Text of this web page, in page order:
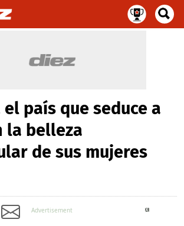
país que seduce a
la belleza
de sus mujeres
X